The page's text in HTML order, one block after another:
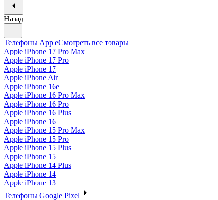
Назад
Телефоны AppleСмотреть все товары
Apple iPhone 17 Pro Max
Apple iPhone 17 Pro
Apple iPhone 17
Apple iPhone Air
Apple iPhone 16e
Apple iPhone 16 Pro Max
Apple iPhone 16 Pro
Apple iPhone 16 Plus
Apple iPhone 16
Apple iPhone 15 Pro Max
Apple iPhone 15 Pro
Apple iPhone 15 Plus
Apple iPhone 15
Apple iPhone 14 Plus
Apple iPhone 14
Apple iPhone 13
Телефоны Google Pixel